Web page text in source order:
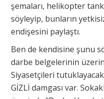
şemaları, helikopter
söyleyip, bunların
endişesini paylaştı.
Ben de kendisine şunu
darbe belgelerinin
Siyasetçileri
GİZLİ damgası var.